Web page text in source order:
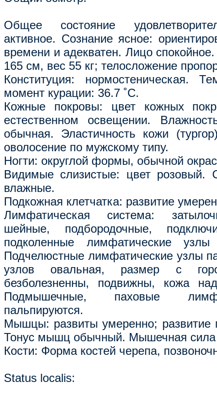
Общее состояние
активное. Сознание ясное:
времени и адекватен. Лицо
165 см, вес 55 кг; телосложение
Конституция: нормостеническая.
момент курации: 36.7 ˚С.
Кожные покровы: цвет кожных
естественном освещении.
обычная. Эластичность кожи
оволосение по мужскому типу.
Ногти: округлой формы, обычной
Видимые слизистые: цвет розовый.
влажные.
Подкожная клетчатка: развитие
Лимфатическая система:
шейные, подбородочные,
подколенные лимфатические
Подчелюстные лимфатические узлы
узлов овальная, размер с
безболезненны, подвижны, кожа
Подмышечные, паховые
пальпируются.
Мышцы: развиты умеренно;
Тонус мышц обычный. Мышечная
Кости: Форма костей черепа,
Status localis: